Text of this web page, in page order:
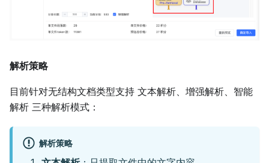
解析策略
目前针对无结构文档类型支持 文本解析、增强解析、智能
解析 三种解析模式：
解析策略